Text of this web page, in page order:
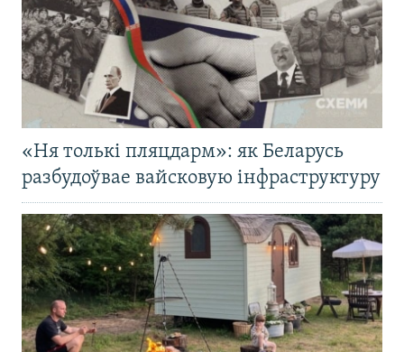
«Ня толькі пляцдарм»: як Беларусь
разбудоўвае вайсковую інфраструктуру